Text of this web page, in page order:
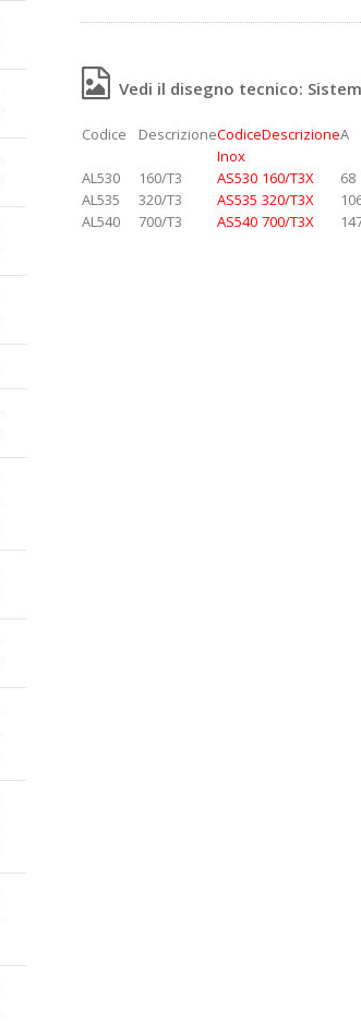
Vedi il disegno tecnico:
Codice DescrizioneCodice
Inox
DescrizioneA
AL530 160/T3 AS530 160/T3X 68
AL535
320/T3 AS535 320/T3X
AL540
700/T3 AS540 700/T3X